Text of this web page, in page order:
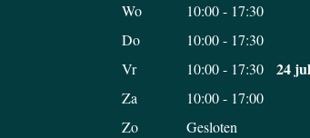
Wo
10:00 - 17:30
Do
10:00 - 17:30
Vr
10:00 - 17:30 24
Za
10:00 - 17:00
Zo
Gesloten